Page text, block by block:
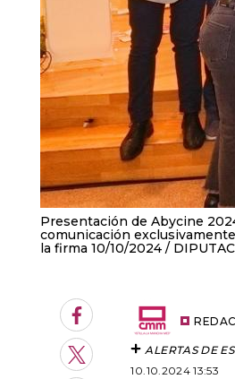
Presentación de Abycine
comunicación
la firma 10/10/2024
Facebook
Twitter
ALERTAS DE
10.10.2024 13:53